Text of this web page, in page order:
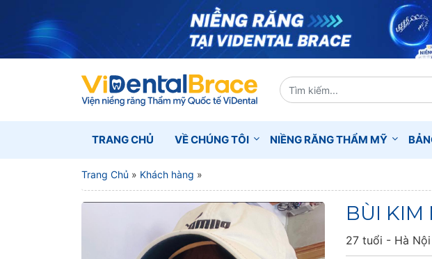
TRANG CHỦ VỀ CHÚNG TÔI NIỀNG RĂNG THẨM MỸ
Trang Chủ » Khách hàng »
BÙI KIM
27 tuổi - Hà Nội